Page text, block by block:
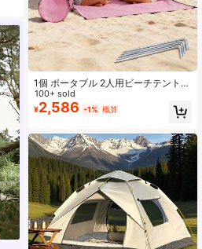
1個 ポータブル 2人用ビーチテント
日よけ、アウトドア ガーデニング キ
ャンプテント、ビーチ日よけテン
ト、ビーチ必需品、キャンプギア、
ト、アウトドア簡単組み立て。ピン
ク、ブルー、グリーンの3色展開。
100+ sold
¥2,586 -1% 概算